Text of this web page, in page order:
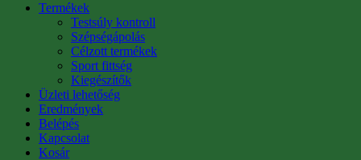
Termékek
Testsúly kontroll
Szépségápolás
Célzott termékek
Sport fittség
Kiegészítők
Üzleti lehetőség
Eredmények
Belépés
Kapcsolat
Kosár